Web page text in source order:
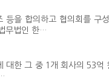
을 합의하고 협의회를 구
무법인 한…
대한 그 중 1개 회사의 53억